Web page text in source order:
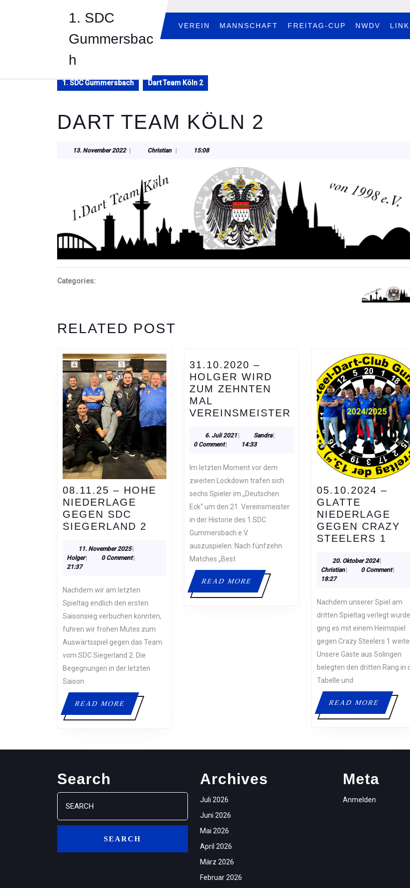
1. SDC
Gummersbac
h
VEREIN MANNSCHAFT FREITAG-CUP NWDV
1. SDC Gummersbach Dart Team Köln 2
DART TEAM KÖLN 2
13. November 202213.
ChristianChristian15:08
Categories:
RELATED POST
08.11.25 – HOHE
NIEDERLAGE
GEGEN SDC
SIEGERLAND 2 08.11.25
NIEDERLAGE
SIEGERLAND
11. November 202511.
November
|
HolgerHolger
| 0 Comment|
21:37
Nachdem wir am letzten
Spieltag endlich den ersten
Saisonsieg verbuchen konnten,
fuhren wir frohen Mutes zum
Auswärtsspiel gegen das Team
vom SDC Siegerland 2. Die
Begegnungen in der letzten
Saison
READ MOREREAD
MORE
31.10.2020 –
HOLGER WIRD
ZUM ZEHNTEN
MAL
VEREINSMEISTER
31.10.2020
HOLGER
WIRD
ZEHNTEN
VEREINSMEISTER
6. Juli 20216.
Juli
SandraSandra
0 Comment
14:33
Im letzten Moment vor dem
zweiten Lockdown trafen sich
sechs Spieler im „Deutschen
Eck“ um den 21. Vereinsmeister
in der Historie des 1.SDC
Gummersbach e.V.
auszuspielen. Nach fünfzehn
Matches „Best
READ MOREREAD
MORE
05.10.2024 –
GLATTE
NIEDERLAGE
GEGEN CRAZY
STEELERS 1
1
20. Oktober 202420.
Oktober
ChristianChristian0 Comment
18:27
Nachdem unserer Spiel am
dritten Spieltag verlegt
ging es mit einem Heimspiel
gegen Crazy Steelers 1
Unsere Gäste aus Solingen
belegten den dritten Rang in
Tabelle und
READ MOREREAD
MORE
Search
Search
for:
Archives
Juli 2026
Juni 2026
Mai 2026
April 2026
März 2026
Februar 2026
Meta
Anmelden